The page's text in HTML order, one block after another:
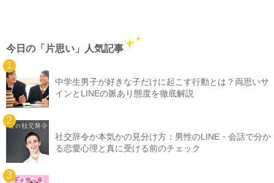
今日の「片思い」人気記事
中学生男子が好きな子だけに起こす行動とは？両思いサ
インとLINEの脈あり態度を徹底解説
社交辞令か本気かの見分け方：男性のLINE・会話で分か
る恋愛心理と真に受ける前のチェック